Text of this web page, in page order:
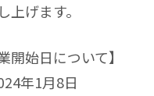
げます。
開始日について】
年1月8日